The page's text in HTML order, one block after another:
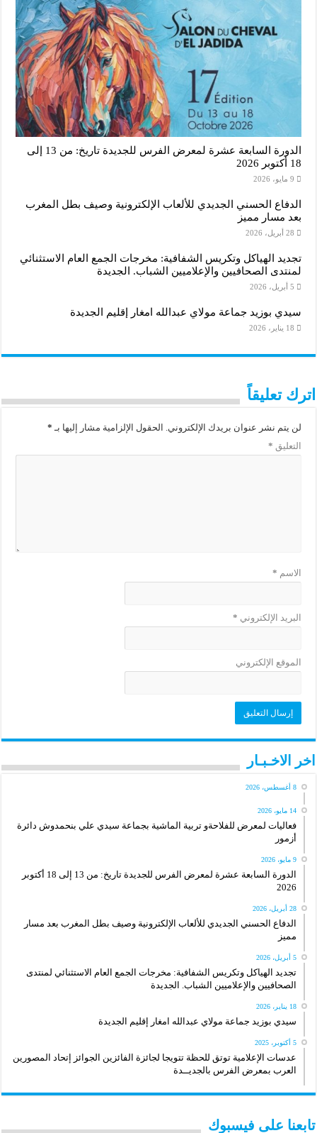
الدورة السابعة عشرة لمعرض الفرس للجديدة تاريخ: من 13 إلى
18 أكتوبر 2026
9 مايو، 2026
الدفاع الحسني الجديدي للألعاب الإلكترونية وصيف بطل المغرب
بعد مسار مميز
28 أبريل، 2026
تجديد الهياكل وتكريس الشفافية: مخرجات الجمع العام الاستثنائي
لمنتدى الصحافيين والإعلاميين الشباب. الجديدة
5 أبريل، 2026
سيدي بوزيد جماعة مولاي عبدالله امغار إقليم الجديدة
18 يناير، 2026
اترك تعليقاً
لن يتم نشر عنوان بريدك الإلكتروني. الحقول الإلزامية مشار إليها بـ *
التعليق *
الاسم *
البريد الإلكتروني *
الموقع الإلكتروني
اخر الاخـبـار
8 أغسطس، 2026
14 مايو، 2026
فعاليات لمعرض للفلاحةو تربية الماشية بجماعة سيدي علي بنحمدوش دائرة
أزمور
9 مايو، 2026
الدورة السابعة عشرة لمعرض الفرس للجديدة تاريخ: من 13 إلى 18 أكتوبر
2026
28 أبريل، 2026
الدفاع الحسني الجديدي للألعاب الإلكترونية وصيف بطل المغرب بعد مسار
مميز
5 أبريل، 2026
تجديد الهياكل وتكريس الشفافية: مخرجات الجمع العام الاستثنائي لمنتدى
الصحافيين والإعلاميين الشباب. الجديدة
18 يناير، 2026
سيدي بوزيد جماعة مولاي عبدالله امغار إقليم الجديدة
5 أكتوبر، 2025
عدسات الإعلامية توتق للحظة تتويجا لجائزة الفائزين الجوائز إتحاد المصورين
العرب بمعرض الفرس بالجديــدة
تابعنا على فيسبوك